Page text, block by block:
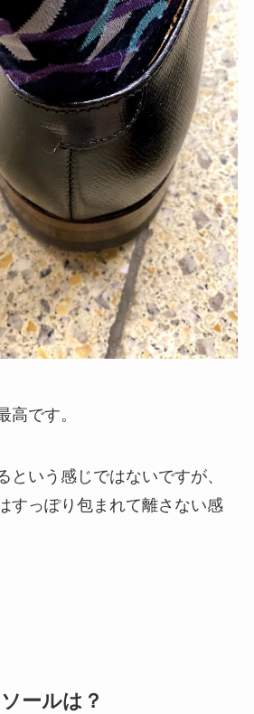
高です。
という感じではないですが、
すっぽり包まれて離さない感
ールは？